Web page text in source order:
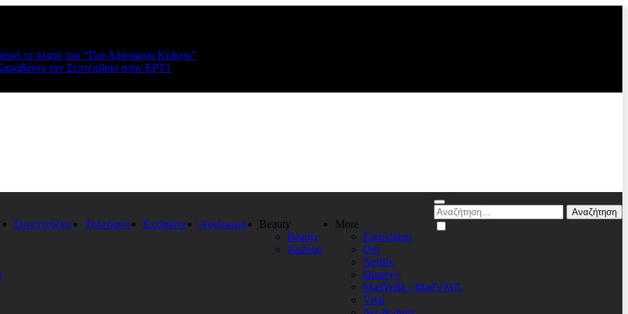
το πλατό του “Πιο Αδύναμου Κρίκου”
τον Σεπτέμβριο στην ΕΡΤ1
Συνεντεύξεις Τηλεόαση Exclusive Αφιέρωμα
Beauty
Beauty
Fashion
More
Eurovision
Out
Netflix
Disney+
MadWalk / MadVMA
Viral
Αναζήτηση
για: